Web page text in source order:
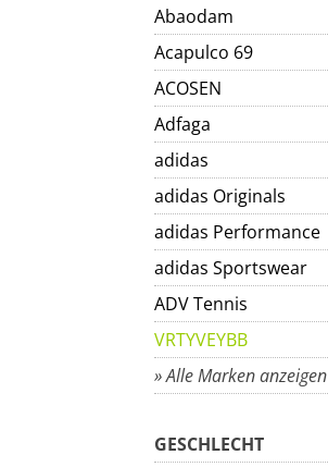
Abaodam
Acapulco 69
ACOSEN
Adfaga
adidas
adidas Originals
adidas Performance
adidas Sportswear
ADV Tennis
VRTYVEYBB
» Alle Marken anzeigen
GESCHLECHT